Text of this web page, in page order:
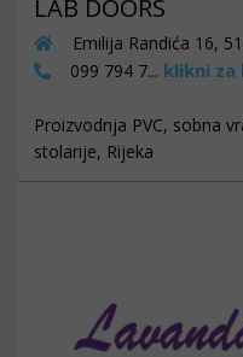
LAB DOORS
Emilija Randića 16,
099 794 7... klikni za
Proizvodnja PVC, sobna
stolarije, Rijeka